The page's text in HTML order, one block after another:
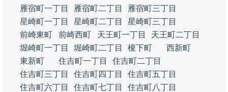
雁宿町一丁目
雁宿町二丁目
雁宿町三丁目
星崎町一丁目
星崎町二丁目
星崎町三丁目
前崎東町
前崎西町 天王町一丁目
天王町二丁目
堀崎町一丁目
堀崎町二丁目 榎下町
西新町
東新町
住吉町一丁目
住吉町二丁目
住吉町三丁目
住吉町四丁目
住吉町五丁目
住吉町六丁目
住吉町七丁目
住吉町八丁目